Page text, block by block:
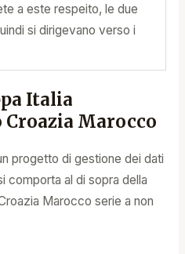
a este respeito, le due
si dirigevano verso i
Italia
Croazia Marocco
progetto di gestione dei dati
comporta al di sopra della
Marocco serie a non